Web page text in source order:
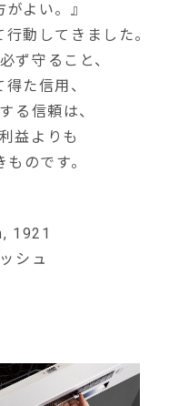
がよい。』
動してきました。
ず守ること、
た信用、
る信頼は、
益よりも
のです。
1921
シュ